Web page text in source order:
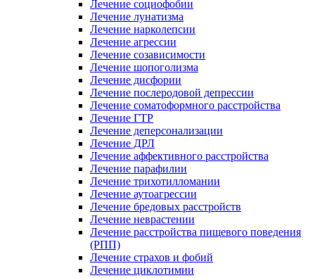
Лечение социофобии
Лечение лунатизма
Лечение нарколепсии
Лечение агрессии
Лечение созависимости
Лечение шопоголизма
Лечение дисфории
Лечение послеродовой депрессии
Лечение соматоформного расстройства
Лечение ГТР
Лечение деперсонализации
Лечение ДРЛ
Лечение аффективного расстройства
Лечение парафилии
Лечение трихотилломании
Лечение аутоагрессии
Лечение бредовых расстройств
Лечение неврастении
Лечение расстройства пищевого поведения
(РПП)
Лечение страхов и фобий
Лечение циклотимии